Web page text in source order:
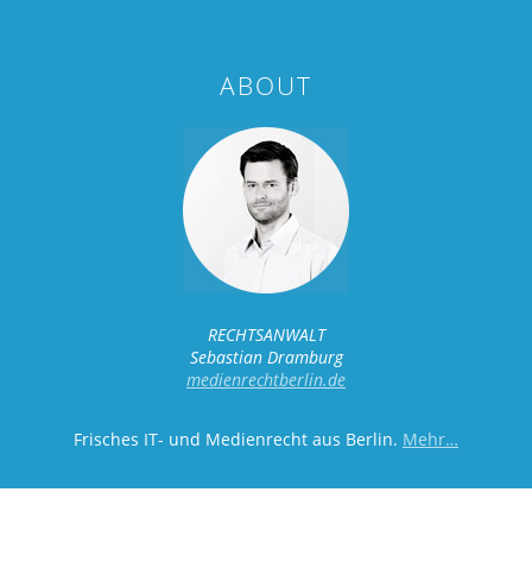
ABOUT
RECHTSANWALT
Sebastian Dramburg
medienrechtberlin.de
Frisches IT- und Medienrecht aus Berlin. Mehr…